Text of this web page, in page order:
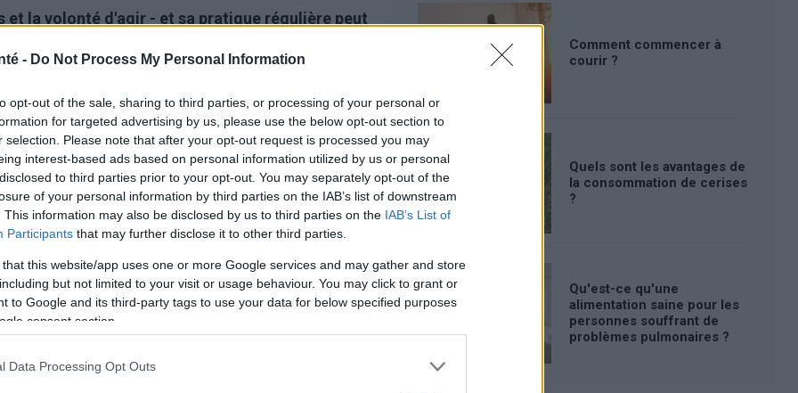
- Do Not Process My Personal Information
opt-out of the sale, sharing to third parties, or processing of your personal or
for targeted advertising by us, please use the below opt-out section to
selection. Please note that after your opt-out request is processed you may
interest-based ads based on personal information utilized by us or personal
to third parties prior to your opt-out. You may separately opt-out of the
of your personal information by third parties on the IAB’s list of downstream
This information may also be disclosed by us to third parties on the IAB’s List of
Participants that may further disclose it to other third parties.
that this website/app uses one or more Google services and may gather and store
but not limited to your visit or usage behaviour. You may click to grant or
to Google and its third-party tags to use your data for below specified purposes
consent section.
Data Processing Opt Outs
et la volonté d'agir - et sa pratique régulière peut
l'amélioration de la condition physique. Du
et de l'endurance à la réduction du stress et
à pied a un impact global sur la vie des
en détail les avantages de la course à pied
vous devriez l'intégrer à votre routine.
Comment commencer à
courir ?
Quels sont les avantages de
la consommation de cerises
?
Qu'est-ce qu'une
alimentation saine pour les
personnes souffrant de
problèmes pulmonaires ?